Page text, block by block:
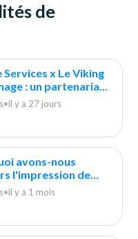
de
Services x Le Viking
: un partenariat
•il y a 27 jours
avons-nous
l'impression de
le ménage ?
•il y a 1 mois